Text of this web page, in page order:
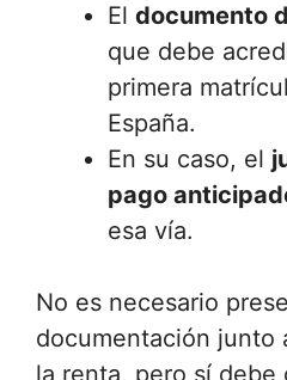
El documento
que debe
primera
España.
En su caso, el
pago
esa vía.
No es necesario
documentación junto
la renta, pero sí debe